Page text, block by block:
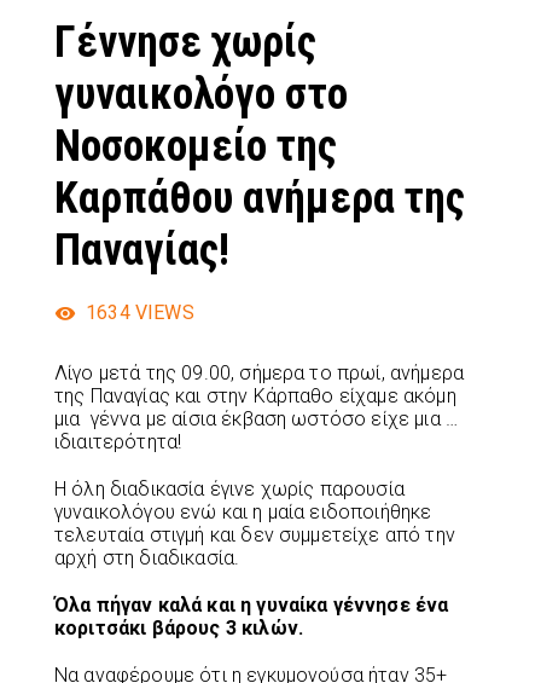
Γέννησε χωρίς
γυναικολόγο στο
Νοσοκομείο της
Καρπάθου ανήμερα της
Παναγίας!
1634 VIEWS
Λίγο μετά της 09.00, σήμερα το πρωί, ανήμερα
της Παναγίας και στην Κάρπαθο είχαμε ακόμη
μια γέννα με αίσια έκβαση ωστόσο είχε μια …
ιδιαιτερότητα!
Η όλη διαδικασία έγινε χωρίς παρουσία
γυναικολόγου ενώ και η μαία ειδοποιήθηκε
τελευταία στιγμή και δεν συμμετείχε από την
αρχή στη διαδικασία.
Όλα πήγαν καλά και η γυναίκα γέννησε ένα
κοριτσάκι βάρους 3 κιλών.
Να αναφέρουμε ότι η εγκυμονούσα ήταν 35+